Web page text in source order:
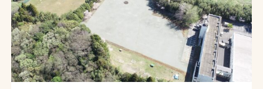
文字の見えづらさや操作にお困りの方へ